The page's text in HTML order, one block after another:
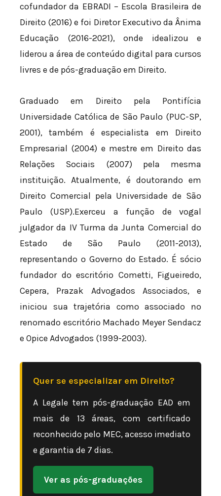
cofundador da EBRADI – Escola Brasileira de
Direito (2016) e foi Diretor Executivo da Ânima
Educação (2016-2021), onde idealizou e
liderou a área de conteúdo digital para cursos
livres e de pós-graduação em Direito.
Graduado em Direito pela Pontifícia
Universidade Católica de São Paulo (PUC-SP,
2001), também é especialista em Direito
Empresarial (2004) e mestre em Direito das
Relações Sociais (2007) pela mesma
instituição. Atualmente, é doutorando em
Direito Comercial pela Universidade de São
Paulo (USP).Exerceu a função de vogal
julgador da IV Turma da Junta Comercial do
Estado de São Paulo (2011-2013),
representando o Governo do Estado. É sócio
fundador do escritório Cometti, Figueiredo,
Cepera, Prazak Advogados Associados, e
iniciou sua trajetória como associado no
renomado escritório Machado Meyer Sendacz
e Opice Advogados (1999-2003).
Quer se especializar em Direito?
A Legale tem pós-graduação EAD em
mais de 13 áreas, com certificado
reconhecido pelo MEC, acesso imediato
e garantia de 7 dias.
Ver as pós-graduações